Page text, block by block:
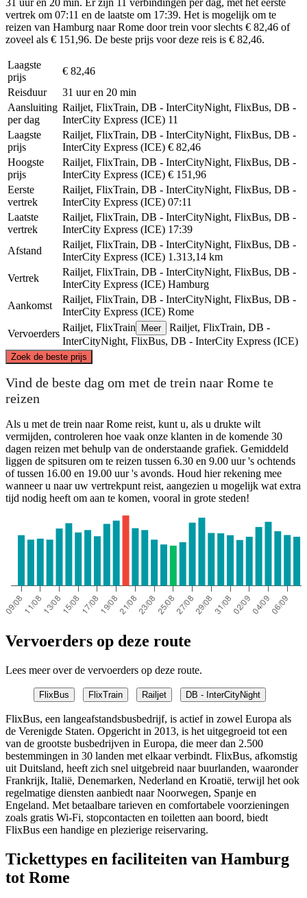
vertrek om 07:11 en de laatste om 17:39. Het is mogelijk om te
reizen van Hamburg naar Rome door trein voor slechts € 82,46 of
zoveel als € 151,96. De beste prijs voor deze reis is € 82,46.
Laagste
prijs
€ 82,46
Reisduur
31 uur en 20 min
Aansluiting
per dag
Railjet, FlixTrain, DB - InterCityNight, FlixBus, DB -
InterCity Express (ICE) 11
Laagste
prijs
Railjet, FlixTrain, DB - InterCityNight, FlixBus, DB -
InterCity Express (ICE) € 82,46
Hoogste
prijs
Railjet, FlixTrain, DB - InterCityNight, FlixBus, DB -
InterCity Express (ICE) € 151,96
Eerste
vertrek
Railjet, FlixTrain, DB - InterCityNight, FlixBus, DB -
InterCity Express (ICE) 07:11
Laatste
vertrek
Railjet, FlixTrain, DB - InterCityNight, FlixBus, DB -
InterCity Express (ICE) 17:39
Afstand
Railjet, FlixTrain, DB - InterCityNight, FlixBus, DB -
InterCity Express (ICE) 1.313,14 km
Vertrek
Railjet, FlixTrain, DB - InterCityNight, FlixBus, DB -
InterCity Express (ICE) Hamburg
Aankomst
Railjet, FlixTrain, DB - InterCityNight, FlixBus, DB -
InterCity Express (ICE) Rome
Vervoerders
Railjet, FlixTrain Meer
Railjet, FlixTrain, DB -
InterCityNight, FlixBus, DB - InterCity Express (ICE)
Zoek de beste prijs
©CARTO , ©OpenStreetMapcontributors
Vind de beste dag om met de trein naar Rome te
reizen
Als u met de trein naar Rome reist, kunt u, als u drukte wilt
vermijden, controleren hoe vaak onze klanten in de komende 30
dagen reizen met behulp van de onderstaande grafiek. Gemiddeld
liggen de spitsuren om te reizen tussen 6.30 en 9.00 uur 's ochtends
of tussen 16.00 en 19.00 uur 's avonds. Houd hier rekening mee
wanneer u naar uw vertrekpunt reist, aangezien u mogelijk wat extra
tijd nodig heeft om aan te komen, vooral in grote steden!
Vervoerders op deze route
Lees meer over de vervoerders op deze route.
FlixBus FlixTrain Railjet DB - InterCityNight
FlixBus, een langeafstandsbusbedrijf, is actief in zowel Europa als
de Verenigde Staten. Opgericht in 2013, is het uitgegroeid tot een
van de grootste busbedrijven in Europa, die meer dan 2.500
bestemmingen in 30 landen met elkaar verbindt. FlixBus, afkomstig
uit Duitsland, heeft zich snel uitgebreid naar buurlanden, waaronder
Frankrijk, Italië, Denemarken, Nederland en Kroatië, terwijl het ook
regelmatige diensten aanbiedt naar Noorwegen, Spanje en
Engeland. Met betaalbare tarieven en comfortabele voorzieningen
zoals gratis Wi-Fi, stopcontacten en toiletten aan boord, biedt
FlixBus een handige en plezierige reiservaring.
Tickettypes en faciliteiten van Hamburg
tot Rome